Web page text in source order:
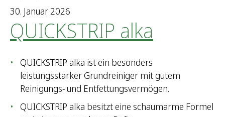
30. Januar 2026
QUICKSTRIP alka
QUICKSTRIP alka ist ein besonders
leistungsstarker Grundreiniger mit gutem
Reinigungs- und Entfettungsvermögen.
QUICKSTRIP alka besitzt eine schaumarme Formel